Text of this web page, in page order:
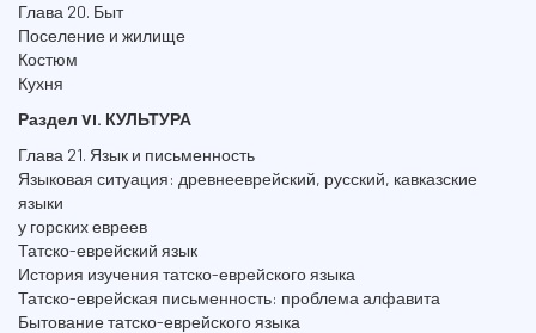
Глава 20. Быт
Поселение и жилище
Костюм
Кухня
Раздел VI. КУЛЬТУРА
Глава 21. Язык и письменность
Языковая ситуация: древнееврейский, русский, кавказские
языки
у горских евреев
Татско-еврейский язык
История изучения татско-еврейского языка
Татско-еврейская письменность: проблема алфавита
Бытование татско-еврейского языка